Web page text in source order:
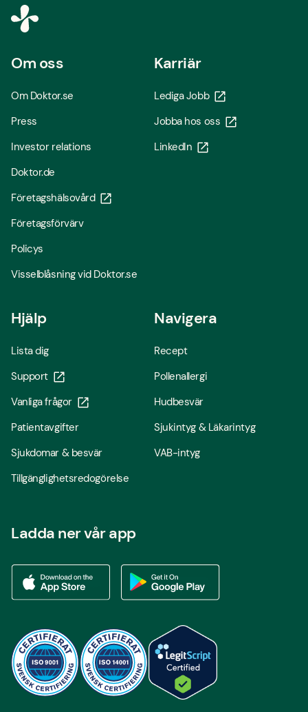
Om oss
Om Doktor.se
Press
Investor relations
Doktor.de
Företagshälsovård
Företagsförvärv
Policys
Visselblåsning vid Doktor.se
Karriär
Lediga Jobb
Jobba hos oss
LinkedIn
Hjälp
Lista dig
Support
Vanliga frågor
Patientavgifter
Sjukdomar & besvär
Tillgänglighetsredogörelse
Navigera
Recept
Pollenallergi
Hudbesvär
Sjukintyg & Läkarintyg
VAB-intyg
Ladda ner vår app